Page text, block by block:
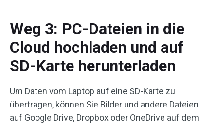
Weg 3: PC-Dateien in die
Cloud hochladen und auf
SD-Karte herunterladen
Um Daten vom Laptop auf eine SD-Karte zu
übertragen, können Sie Bilder und andere Dateien
auf Google Drive, Dropbox oder OneDrive auf dem